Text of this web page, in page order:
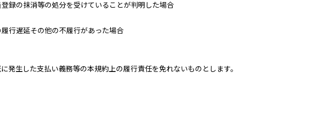
録の抹消等の処分を受けていることが判明した場合
行遅延その他の不履行があった場合
生した支払い義務等の本規約上の履行責任を免れないものとします。